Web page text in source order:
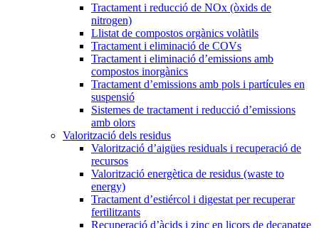
Tractament i reducció de NOx (òxids de
nitrogen)
Llistat de compostos orgànics volàtils
Tractament i eliminació de COVs
Tractament i eliminació d’emissions amb
compostos inorgànics
Tractament d’emissions amb pols i partícules en
suspensió
Sistemes de tractament i reducció d’emissions
amb olors
Valorització dels residus
Valorització d’aigües residuals i recuperació de
recursos
Valorització energètica de residus (waste to
energy)
Tractament d’estiércol i digestat per recuperar
fertilitzants
Recuperació d’àcids i zinc en licors de decapatge